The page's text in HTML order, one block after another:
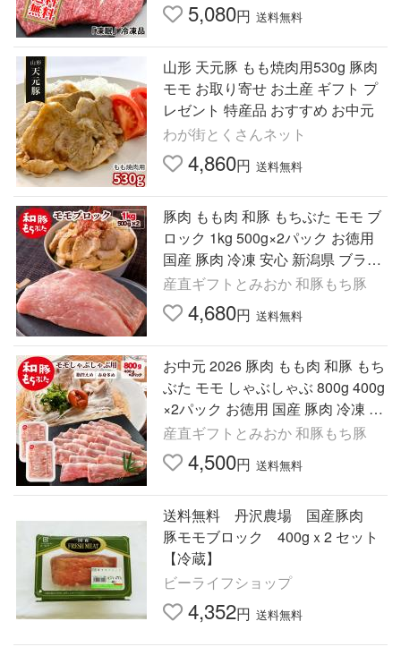
5,080円 送料無料
山形 天元豚 もも焼肉用530g 豚肉
モモ お取り寄せ お土産 ギフト プ
レゼント 特産品 おすすめ お中元
わが街とくさんネット
4,860円 送料無料
豚肉 もも肉 和豚 もちぶた モモ ブ
ロック 1kg 500g×2パック お徳用
国産 豚肉 冷凍 安心 新潟県 ブラン
ド 豚 グルメ お取り寄せ
産直ギフトとみおか 和豚もち豚
4,680円 送料無料
お中元 2026 豚肉 もも肉 和豚 もち
ぶた モモ しゃぶしゃぶ 800g 400g
×2パック お徳用 国産 豚肉 冷凍 新
潟県 豚 グルメ お取り寄せ 豚しゃ
ぶ ギフト 御中元
産直ギフトとみおか 和豚もち豚
4,500円 送料無料
送料無料 丹沢農場 国産豚肉
豚モモブロック 400gｘ2 セット
【冷蔵】
ビーライフショップ
4,352円 送料無料